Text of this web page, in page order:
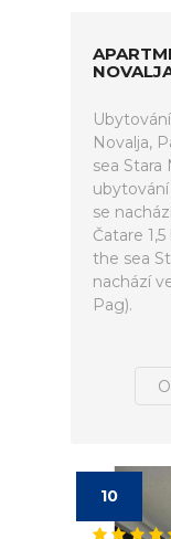
Novalja,
sea Stara
ubytování
se
Čatare
the sea
nachází
Pag).
10